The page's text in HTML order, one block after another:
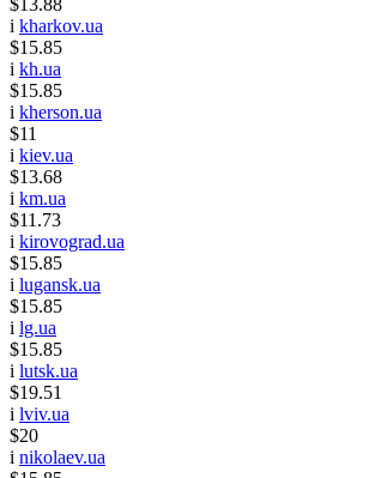
$13.88
i kharkov.ua
$15.85
i kh.ua
$15.85
i kherson.ua
$11
i kiev.ua
$13.68
i km.ua
$11.73
i kirovograd.ua
$15.85
i lugansk.ua
$15.85
i lg.ua
$15.85
i lutsk.ua
$19.51
i lviv.ua
$20
i nikolaev.ua